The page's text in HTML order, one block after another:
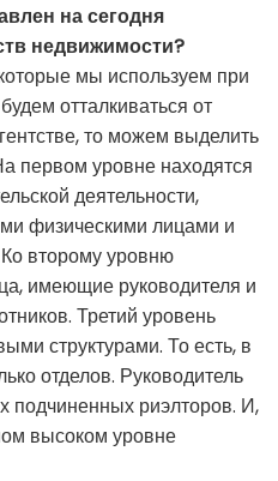
на сегодня
недвижимости?
мы используем при
отталкиваться от
то можем выделить
первом уровне находятся
деятельности,
физическими лицами и
второму уровню
имеющие руководителя и
Третий уровень
структурами. То есть, в
отделов. Руководитель
подчиненных риэлторов. И,
высоком уровне